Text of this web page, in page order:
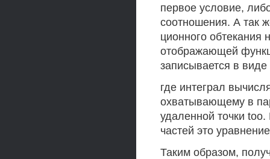
первое условие,
соотношения. А так
ционного обтекания
отображающей
записывается в виде
где интеграл
охватывающему в
удаленной точки
частей это
Таким образом,